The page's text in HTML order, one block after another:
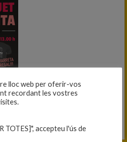
lloc web per oferir-vos
recordant les vostres
TOTES]", accepteu l'ús de